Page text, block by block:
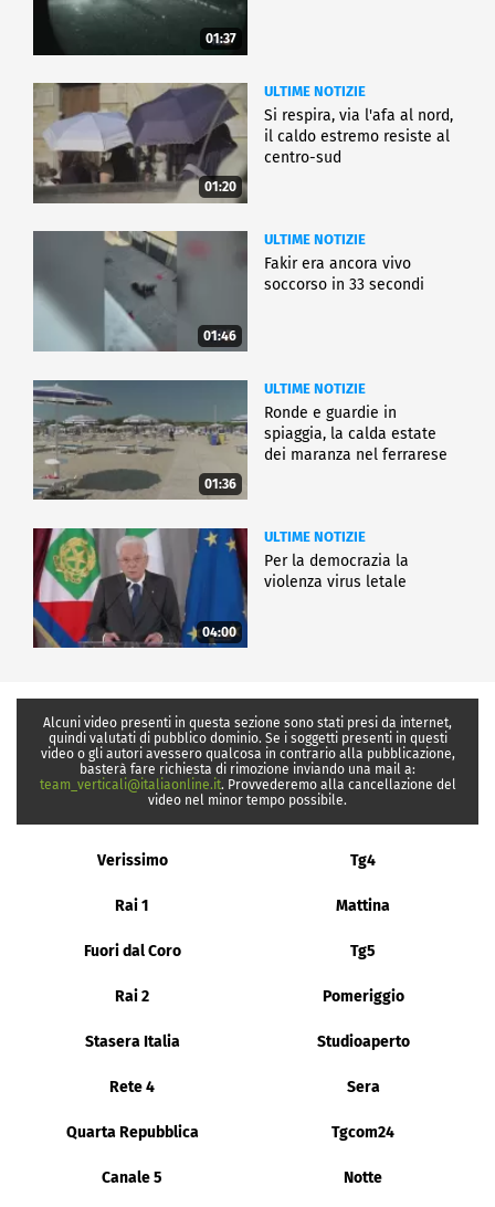
01:37
01:20
ULTIME NOTIZIE
Si respira, via l'afa al nord,
il caldo estremo resiste al
centro-sud
01:46
ULTIME NOTIZIE
Fakir era ancora vivo
soccorso in 33 secondi
01:36
ULTIME NOTIZIE
Ronde e guardie in
spiaggia, la calda estate
dei maranza nel ferrarese
04:00
ULTIME NOTIZIE
Per la democrazia la
violenza virus letale
Alcuni video presenti in questa sezione sono stati presi da internet,
quindi valutati di pubblico dominio. Se i soggetti presenti in questi
video o gli autori avessero qualcosa in contrario alla pubblicazione,
basterà fare richiesta di rimozione inviando una mail a:
team_verticali@italiaonline.it. Provvederemo alla cancellazione del
video nel minor tempo possibile.
Verissimo Tg4
Rai 1 Mattina
Fuori dal Coro Tg5
Rai 2 Pomeriggio
Stasera Italia Studioaperto
Rete 4 Sera
Quarta Repubblica Tgcom24
Canale 5 Notte